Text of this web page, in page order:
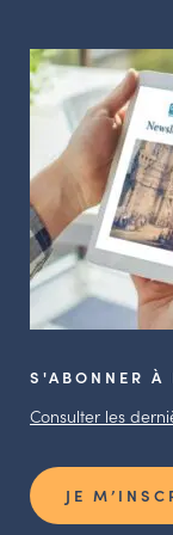
S'ABONNER À
Consulter les
JE